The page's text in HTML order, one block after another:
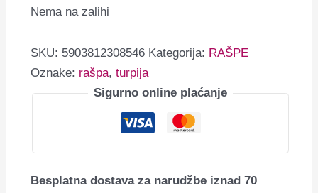
Nema na zalihi
SKU: 5903812308546 Kategorija: RAŠPE
Oznake: rašpa,turpija
Sigurno online plaćanje
Besplatna dostava za narudžbe iznad 70